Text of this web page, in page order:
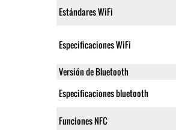
Estándares WiFi
Especificaciones WiFi
Versión de Bluetooth
Especificaciones bluetooth
Funciones NFC